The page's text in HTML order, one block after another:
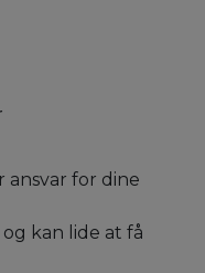
ansvar for dine
kan lide at få